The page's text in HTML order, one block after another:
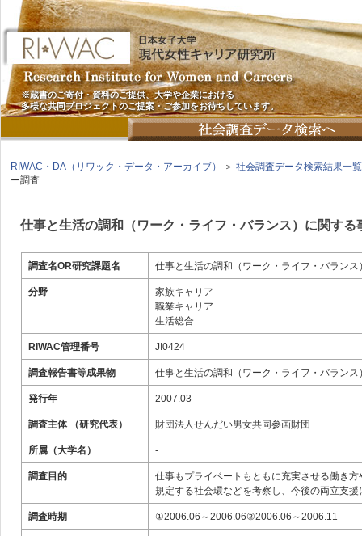
※蔵書のご寄付・資料のご提供、大学や企業における
多様な共同プロジェクトのご提案・ご参加をお待ちしています。
RIWAC・DA（リワック・データ・アーカイブ） ＞ 社会調査データ検索結果一覧
ー調査
仕事と生活の調和（ワーク・ライフ・バランス）に関す
調査名OR研究課題名 仕事と生活の調和（ワーク・ライフ・バラン
分野
家族キャリア
職業キャリア
生活総合
RIWAC管理番号 JI0424
調査報告書等成果物 仕事と生活の調和（ワーク・ライフ・バラン
発行年 2007.03
調査主体 （研究代表） 財団法人せんだい男女共同参画財団
所属（大学名） -
調査目的
仕事もプライベートもともに充実させる働き
規定する社会環などを考察し、今後の両立支
調査時期 ①2006.06～2006.06②2006.06～2006.11